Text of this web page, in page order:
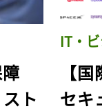
ト
IT・
【
セキ